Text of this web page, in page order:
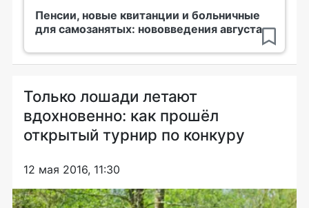
Пенсии, новые квитанции и больничные
для самозанятых: нововведения августа
Только лошади летают
вдохновенно: как прошёл
открытый турнир по конкуру
12 мая 2016, 11:30